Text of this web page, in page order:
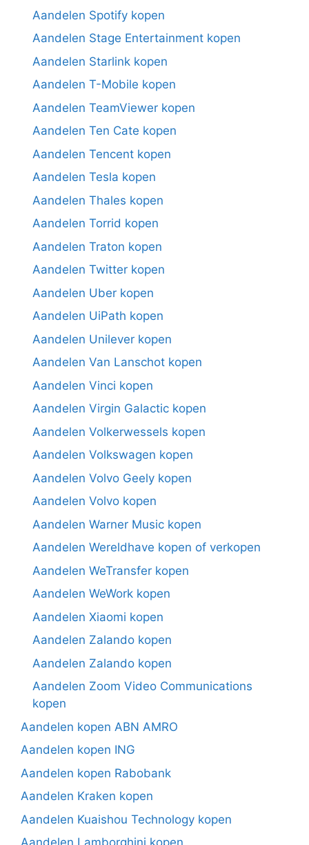
Aandelen Spotify kopen
Aandelen Stage Entertainment kopen
Aandelen Starlink kopen
Aandelen T-Mobile kopen
Aandelen TeamViewer kopen
Aandelen Ten Cate kopen
Aandelen Tencent kopen
Aandelen Tesla kopen
Aandelen Thales kopen
Aandelen Torrid kopen
Aandelen Traton kopen
Aandelen Twitter kopen
Aandelen Uber kopen
Aandelen UiPath kopen
Aandelen Unilever kopen
Aandelen Van Lanschot kopen
Aandelen Vinci kopen
Aandelen Virgin Galactic kopen
Aandelen Volkerwessels kopen
Aandelen Volkswagen kopen
Aandelen Volvo Geely kopen
Aandelen Volvo kopen
Aandelen Warner Music kopen
Aandelen Wereldhave kopen of verkopen
Aandelen WeTransfer kopen
Aandelen WeWork kopen
Aandelen Xiaomi kopen
Aandelen Zalando kopen
Aandelen Zalando kopen
Aandelen Zoom Video Communications
kopen
Aandelen kopen ABN AMRO
Aandelen kopen ING
Aandelen kopen Rabobank
Aandelen Kraken kopen
Aandelen Kuaishou Technology kopen